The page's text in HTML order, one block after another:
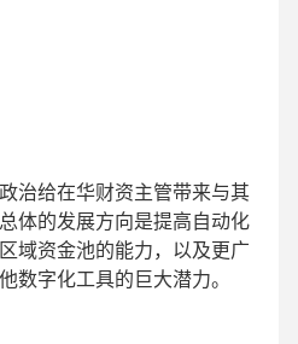
治给在华财资主管带来与其
体的发展方向是提高自动化
域资金池的能力，以及更广
数字化工具的巨大潜力。